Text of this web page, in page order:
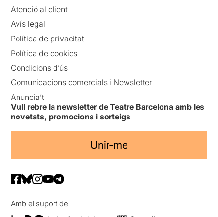
Atenció al client
Avís legal
Política de privacitat
Política de cookies
Condicions d’ús
Comunicacions comercials i Newsletter
Anuncia’t
Vull rebre la newsletter de Teatre Barcelona amb les
novetats, promocions i sorteigs
Unir-me
Amb el suport de